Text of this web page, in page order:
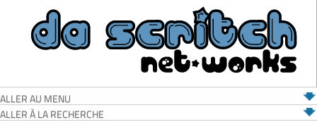
ALLER AU MENU
ALLER À LA RECHERCHE